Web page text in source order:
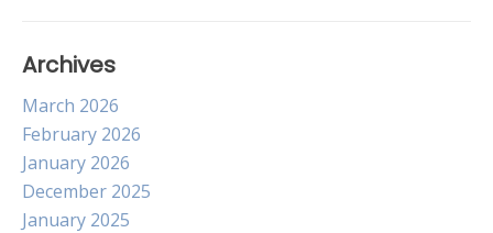
Archives
March 2026
February 2026
January 2026
December 2025
January 2025